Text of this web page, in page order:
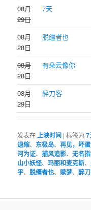
08月
29日
7天
08月
28日
脱缰者也
08月
28日
有朵云像你
08月
29日
醉刀客
发表在上映时间 |标签为 7
退缩、 东极岛、再见，坏蛋
河为证、捕风追影、无名指
山小妖怪、玛丽和麦克斯、
乎、脱缰者也、 赎梦、醉